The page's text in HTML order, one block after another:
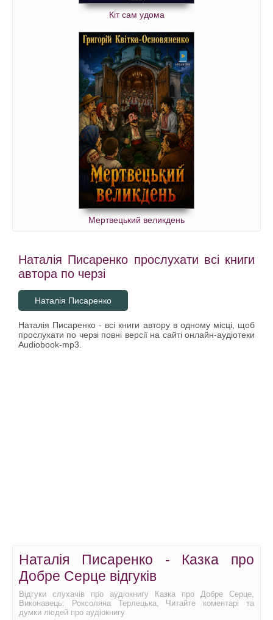
Кіт сам удома
Мертвецький великдень
Наталія Писаренко прослухати всі книги
автора по черзі
Наталія Писаренко
Наталія Писаренко - всі книги автору в одному місці, щоб
прослухати по черзі повні версії на сайті онлайн-аудіотеки
Audiobook-mp3.
Наталія Писаренко - Казка про
Добре Серце відгуків
Відгуки слухачів про аудіокнигу Казка про Добре Серце,
Виконавець: Роксоляна Терлецька, Читайте коментарі та
думки людей про аудіокнигу